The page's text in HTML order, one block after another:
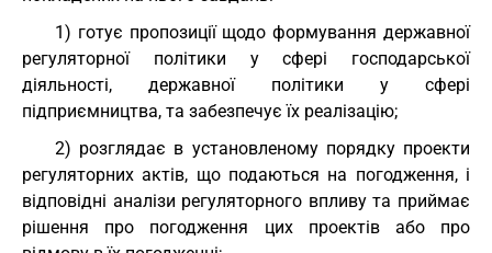
1) готує пропозиції щодо формування державної
регуляторної політики у сфері господарської
діяльності, державної політики у сфері
підприємництва, та забезпечує їх реалізацію;
2) розглядає в установленому порядку проекти
регуляторних актів, що подаються на погодження, і
відповідні аналізи регуляторного впливу та приймає
рішення про погодження цих проектів або про